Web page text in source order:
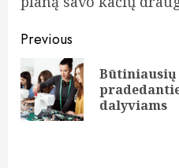
Continue
Reading
Previous
dalyviams